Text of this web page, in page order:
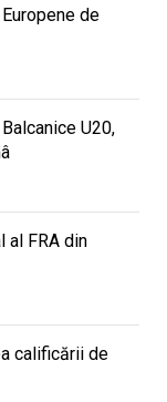
de
U20,
al FRA din
calificării de